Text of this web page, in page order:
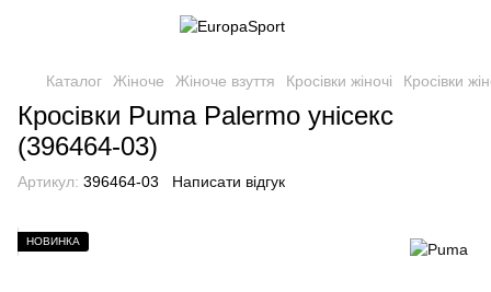
Каталог Жіноче Жіноче взуття Кросівки жіночі Кросівки
Кросівки Puma Palermo унісекс
(396464-03)
Артикул: 396464-03 Написати відгук
НОВИНКА